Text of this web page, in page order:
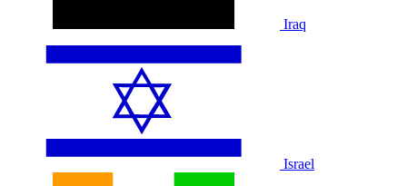
Iraq
Israel